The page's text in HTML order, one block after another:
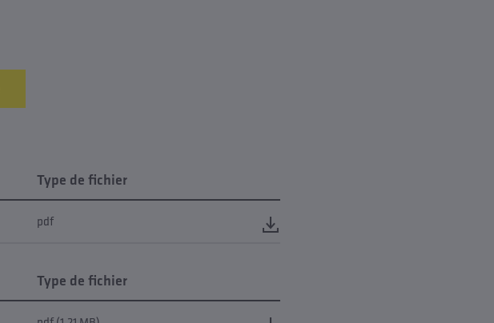
Type de fichier
pdf
Type de fichier